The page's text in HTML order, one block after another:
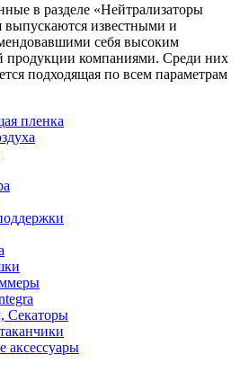
в разделе «Нейтрализаторы
выпускаются известными и
себя высоким
продукции компаниями. Среди них
подходящая по всем параметрам
пленка
аксессуары